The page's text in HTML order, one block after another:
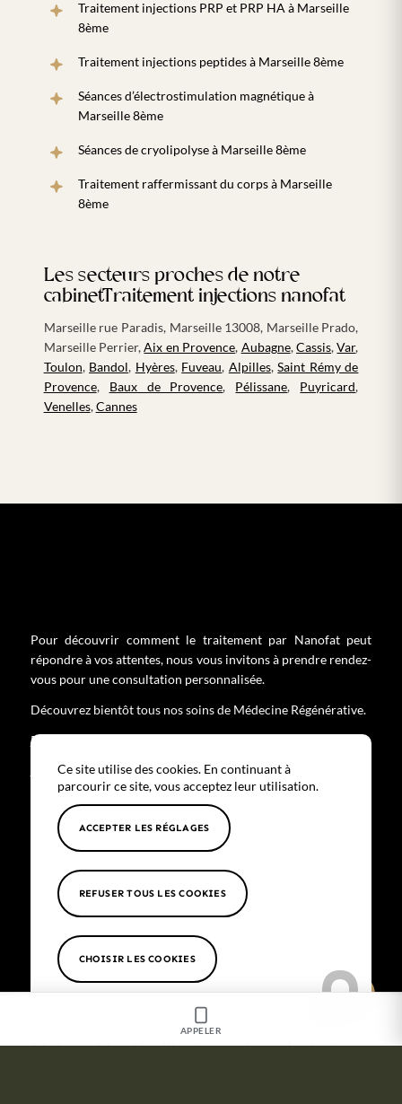
Traitement injections PRP et PRP HA à Marseille
8ème
Traitement injections peptides à Marseille 8ème
Séances d’électrostimulation magnétique à
Marseille 8ème
Séances de cryolipolyse à Marseille 8ème
Traitement raffermissant du corps à Marseille
8ème
Les secteurs proches de notre
cabinetTraitement injections nanofat
Marseille rue Paradis, Marseille 13008, Marseille Prado,
Marseille Perrier,Aix en Provence, Aubagne,Cassis,Var,
Toulon, Bandol, Hyères, Fuveau, Alpilles,Saint Rémy de
Provence, Baux de Provence, Pélissane, Puyricard,
Venelles,Cannes
Pour découvrir comment le traitement par Nanofat peut
répondre à vos attentes, nous vous invitons à prendre rendez-
vous pour une consultation personnalisée.
Découvrez bientôt tous nos soins de Médecine Régénérative.
Prendre RDV directement au cabinet
Découvrez tous nos soins
CONTACTEZ-NOUS
Maison Monticelli est aussi sur Instagram
Ce site utilise des cookies. En continuant à
parcourir ce site, vous acceptez leur utilisation.
ACCEPTER LES RÉGLAGES
REFUSER TOUS LES COOKIES
CHOISIR LES COOKIES
APPELER